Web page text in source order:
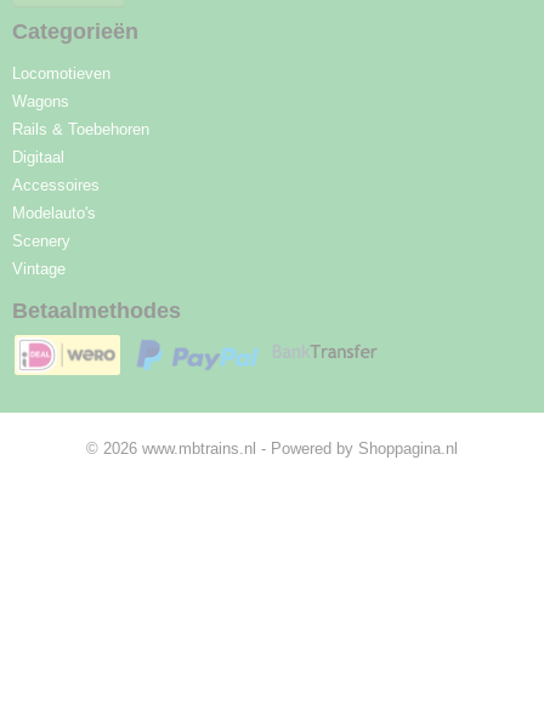
Categorieën
Locomotieven
Wagons
Rails & Toebehoren
Digitaal
Accessoires
Modelauto's
Scenery
Vintage
Betaalmethodes
© 2026 www.mbtrains.nl - Powered by Shoppagina.nl